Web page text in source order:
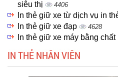
siêu thị
4406
In thẻ giữ xe từ dịch vụ in
In thẻ giữ xe đạp 4628
In thẻ giữ xe máy bằng
IN THẺ NHÂN VIÊN